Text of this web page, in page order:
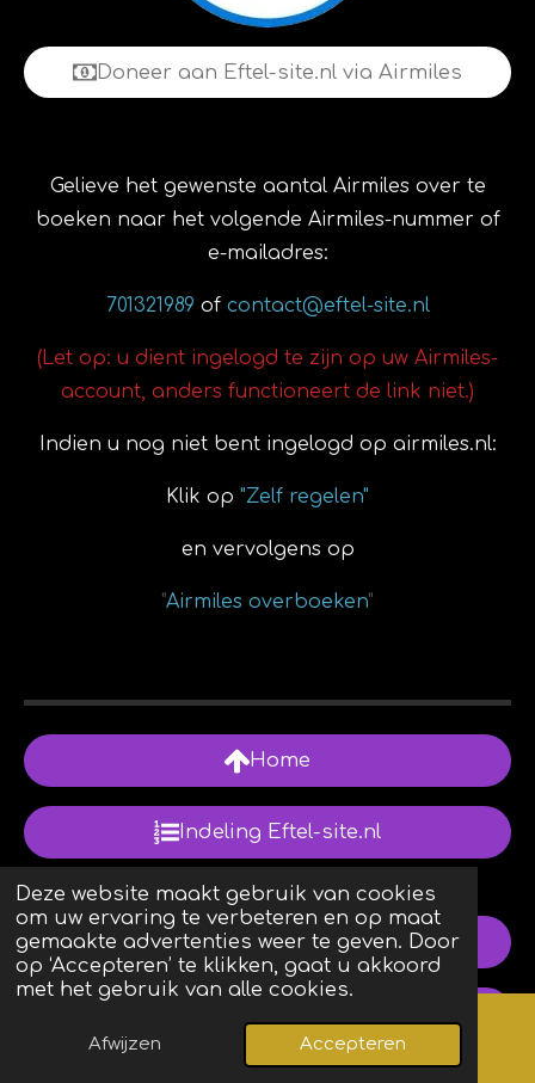
Deze website maakt gebruik van cookies
om uw ervaring te verbeteren en op maat
gemaakte advertenties weer te geven. Door
op ‘Accepteren’ te klikken, gaat u akkoord
met het gebruik van alle cookies.
Afwijzen Accepteren
Doneer aan Eftel-site.nl via Airmiles
Gelieve het gewenste aantal Airmiles over te
boeken naar het volgende Airmiles-nummer of
e-mailadres:
701321989 ofcontact@eftel-site.nl
(Let op: u dient ingelogd te zijn op uw Airmiles-
account, anders functioneert de link niet.)
Indien u nog niet bent ingelogd op airmiles.nl:
Klik op "Zelf regelen"
en vervolgens op
"Airmiles overboeken"
Home
Indeling Eftel-site.nl
Review
Kaart Facebook